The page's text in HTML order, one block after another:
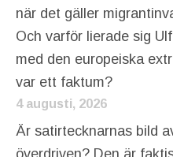
när det gäller
Och varför lierade sig
med den europeiska
var ett faktum?
4 augusti, 2026
Är satirtecknarnas bild